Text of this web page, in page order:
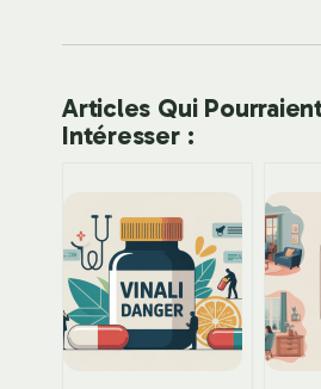
Articles Qui
Intéresser :